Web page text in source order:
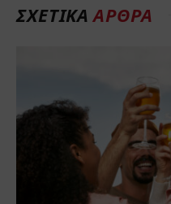
ΣΧΕΤΙΚΆΆΡΘΡΑ